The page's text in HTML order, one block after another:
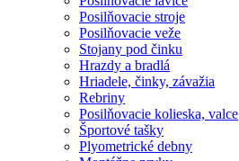
Posilňovacie stroje
Posilňovacie veže
Stojany pod činku
Hrazdy a bradlá
Hriadele, činky, závažia
Rebriny
Posilňovacie kolieska, valce
Športové tašky
Plyometrické debny